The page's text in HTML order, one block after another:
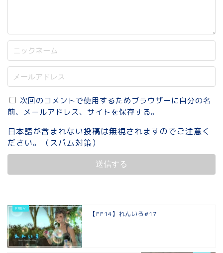
次回のコメントで使用するためブラウザーに自分の名
前、メールアドレス、サイトを保存する。
日本語が含まれない投稿は無視されますのでご注意く
ださい。（スパム対策）
【FF14】れんいろ#17